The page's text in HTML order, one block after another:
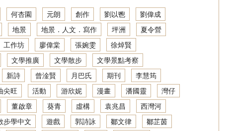
何杏園 元朗 創作 劉以鬯
劉偉成
地景 地景．人文．寫作 坪洲
夏令營
工作坊 廖偉棠 張婉雯
徐焯賢
文學推廣 文學散步
文學景點考察
新詩 曾淦賢 月巴氏 期刊
李慧筠
尖旺 活動 游欣妮 漫畫 潘國靈
灣仔
董啟章 葵青 虛構 袁兆昌
西灣河
步學中文 遊戲 郭詩詠 鄒文律
鄒芷茵